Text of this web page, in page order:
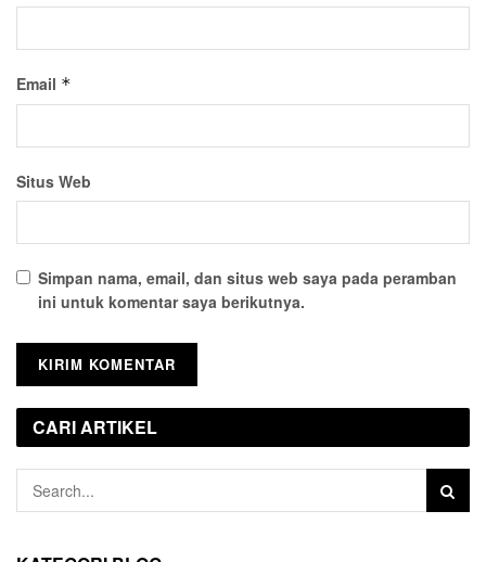
Email *
Situs Web
Simpan nama, email, dan situs web saya pada peramban
ini untuk komentar saya berikutnya.
CARI ARTIKEL